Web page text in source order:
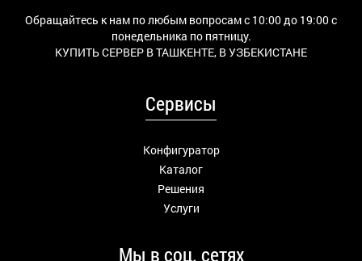
Обращайтесь к нам по любым вопросам с 10:00 до 19:00 с
понедельника по пятницу.
КУПИТЬ СЕРВЕР В ТАШКЕНТЕ, В УЗБЕКИСТАНЕ
Сервисы
Конфигуратор
Каталог
Решения
Услуги
Мы в соц. сетях